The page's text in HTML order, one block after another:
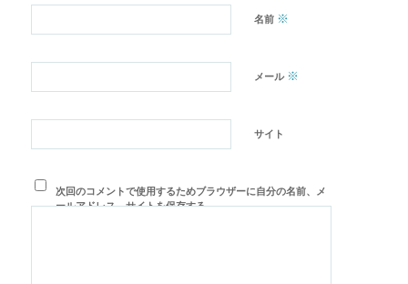
名前 ※
メール ※
サイト
次回のコメントで使用するためブラウザーに自分の名前、メ
ールアドレス、サイトを保存する。